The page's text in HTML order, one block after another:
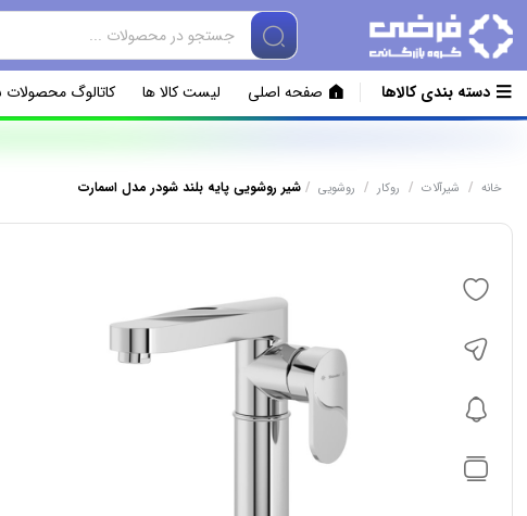
دسته بندی کالاها صفحه اصلی لیست کالا ها کاتالوگ محصولات
خانه / شیرآلات / روکار / روشویی /شیر روشویی پایه بلند شودر مدل اسمارت